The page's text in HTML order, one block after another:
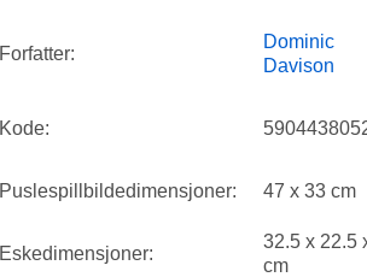
Forfatter:
Dominic
Davison
Kode:
Puslespillbildedimensjoner: 47 x 33 cm
Eskedimensjoner:
32.5 x 22.5
cm